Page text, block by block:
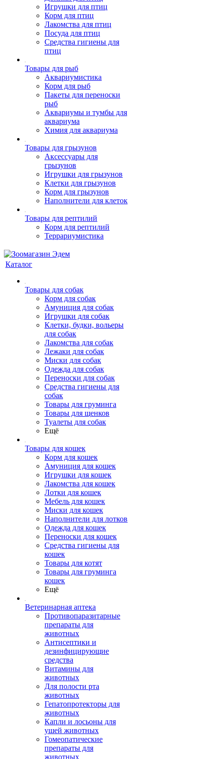
Игрушки для птиц
Корм для птиц
Лакомства для птиц
Посуда для птиц
Средства гигиены для
птиц
Товары для рыб
Аквариумистика
Корм для рыб
Пакеты для переноски
рыб
Аквариумы и тумбы для
аквариума
Химия для аквариума
Товары для грызунов
Аксессуары для
грызунов
Игрушки для грызунов
Клетки для грызунов
Корм для грызунов
Наполнители для клеток
Товары для рептилий
Корм для рептилий
Террариумистика
Каталог
Товары для собак
Корм для собак
Амуниция для собак
Игрушки для собак
Клетки, будки, вольеры
для собак
Лакомства для собак
Лежаки для собак
Миски для собак
Одежда для собак
Переноски для собак
Средства гигиены для
собак
Товары для груминга
Товары для щенков
Туалеты для собак
Ещё
Товары для кошек
Корм для кошек
Амуниция для кошек
Игрушки для кошек
Лакомства для кошек
Лотки для кошек
Мебель для кошек
Миски для кошек
Наполнители для лотков
Одежда для кошек
Переноски для кошек
Средства гигиены для
кошек
Товары для котят
Товары для груминга
кошек
Ещё
Ветеринарная аптека
Противопаразитарные
препараты для
животных
Антисептики и
дезинфицирующие
средства
Витамины для
животных
Для полости рта
животных
Гепатопротекторы для
животных
Капли и лосьоны для
ушей животных
Гомеопатические
препараты для
животных